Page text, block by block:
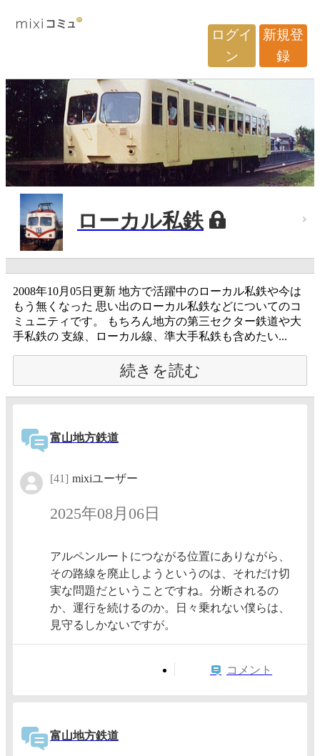
ログイ
ン
新規登
録
ローカル私鉄
2008年10月05日更新 地方で活躍中のローカル私鉄や今は
もう無くなった 思い出のローカル私鉄などについてのコ
ミュニティです。 もちろん地方の第三セクター鉄道や大
手私鉄の 支線、ローカル線、準大手私鉄も含めたい...
続きを読む
富山地方鉄道
[41] mixiユーザー
2025年08月06日
アルペンルートにつながる位置にありながら、
その路線を廃止しようというのは、それだけ切
実な問題だということですね。分断されるの
か、運行を続けるのか。日々乗れない僕らは、
見守るしかないですが。
コメント
富山地方鉄道